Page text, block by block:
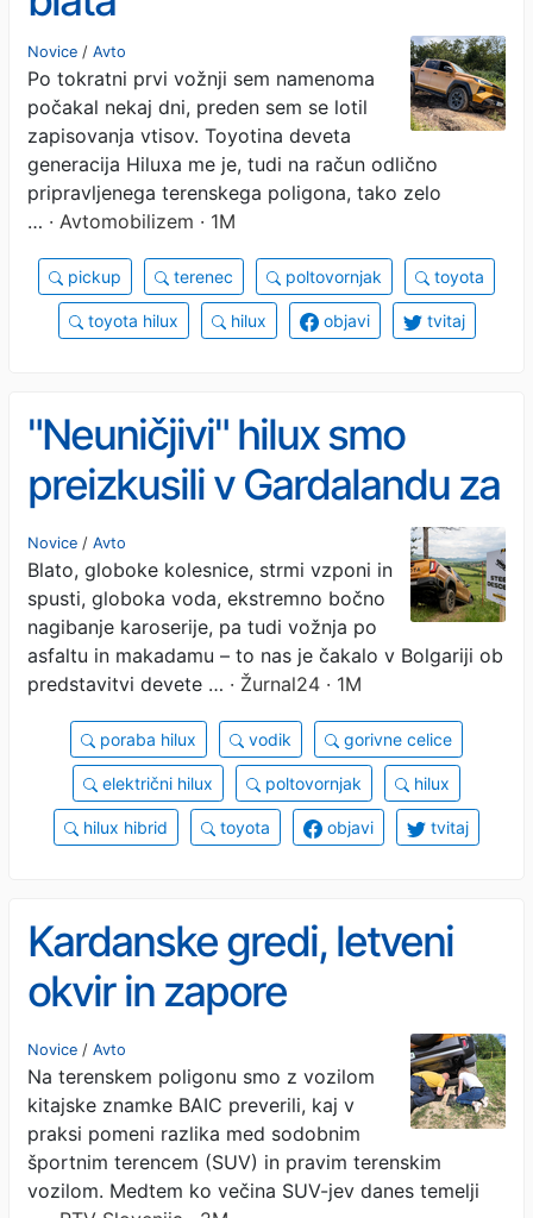
Novice / Avto
Po tokratni prvi vožnji sem namenoma
počakal nekaj dni, preden sem se lotil
zapisovanja vtisov. Toyotina deveta
generacija Hiluxa me je, tudi na račun odlično
pripravljenega terenskega poligona, tako zelo
… · Avtomobilizem · 1M
pickup terenec poltovornjak toyota
toyota hilux hilux objavi tvitaj
"Neuničjivi" hilux smo
preizkusili v Gardalandu za
poltovornjake
Novice / Avto
Blato, globoke kolesnice, strmi vzponi in
spusti, globoka voda, ekstremno bočno
nagibanje karoserije, pa tudi vožnja po
asfaltu in makadamu – to nas je čakalo v Bolgariji ob
predstavitvi devete … · Žurnal24 · 1M
poraba hilux vodik gorivne celice
električni hilux poltovornjak hilux
hilux hibrid toyota objavi tvitaj
Kardanske gredi, letveni
okvir in zapore
diferencialov v praksi
Novice / Avto
Na terenskem poligonu smo z vozilom
kitajske znamke BAIC preverili, kaj v
praksi pomeni razlika med sodobnim
športnim terencem (SUV) in pravim terenskim
vozilom. Medtem ko večina SUV-jev danes temelji